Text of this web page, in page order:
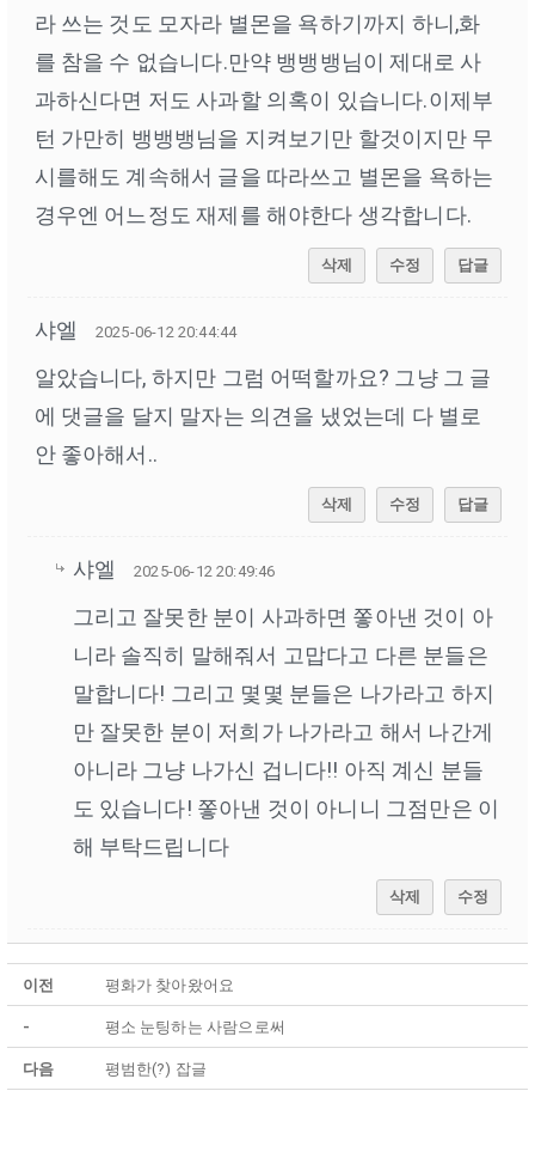
라 쓰는 것도 모자라 별몬을 욕하기까지 하니,화
를 참을 수 없습니다.만약 뱅뱅뱅님이 제대로 사
과하신다면 저도 사과할 의혹이 있습니다.이제부
턴 가만히 뱅뱅뱅님을 지켜보기만 할것이지만 무
시를해도 계속해서 글을 따라쓰고 별몬을 욕하는
경우엔 어느정도 재제를 해야한다 생각합니다.
삭제 수정 답글
샤엘 2025-06-12 20:44:44
알았습니다, 하지만 그럼 어떡할까요? 그냥 그 글
에 댓글을 달지 말자는 의견을 냈었는데 다 별로
안 좋아해서..
삭제 수정 답글
샤엘 2025-06-12 20:49:46
그리고 잘못한 분이 사과하면 쫗아낸 것이 아
니라 솔직히 말해줘서 고맙다고 다른 분들은
말합니다! 그리고 몇몇 분들은 나가라고 하지
만 잘못한 분이 저희가 나가라고 해서 나간게
아니라 그냥 나가신 겁니다!! 아직 계신 분들
도 있습니다! 쫗아낸 것이 아니니 그점만은 이
해 부탁드립니다
삭제 수정
이전 평화가 찾아왔어요
- 평소 눈팅하는 사람으로써
다음 평범한(?) 잡글